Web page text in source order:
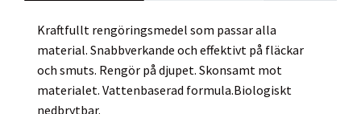
Kraftfullt rengöringsmedel som passar alla
material. Snabbverkande och effektivt på fläckar
och smuts. Rengör på djupet. Skonsamt mot
materialet. Vattenbaserad formula.Biologiskt
nedbrytbar.